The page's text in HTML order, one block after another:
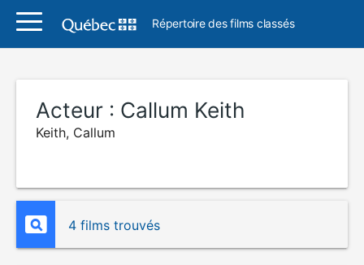
Répertoire des films classés
Acteur : Callum Keith
Keith, Callum
4 films trouvés